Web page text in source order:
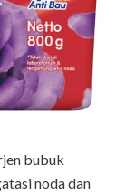
bubuk
noda dan